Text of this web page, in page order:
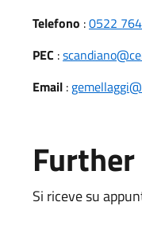
Telefono :0522
PEC :
Email:
Si riceve su